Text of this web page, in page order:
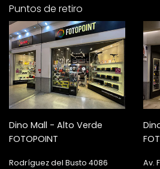
Puntos de retiro
Dino Mall - Alto Verde
FOTOPOINT
Rodríguez del Busto 4086
Av.